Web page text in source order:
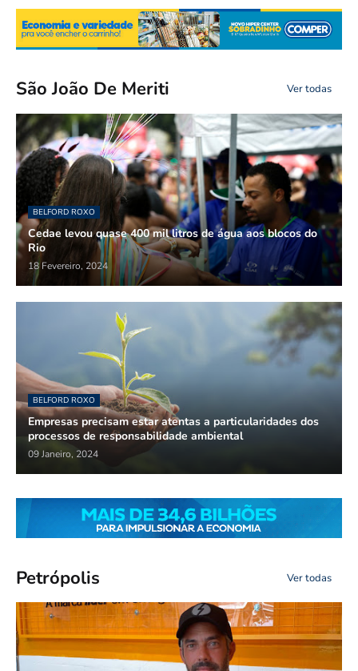
São João De Meriti Ver todas
BELFORD ROXO
Cedae levou quase 400 mil litros de água aos blocos do
Rio
18 Fevereiro, 2024
BELFORD ROXO
Empresas precisam estar atentas a particularidades dos
processos de responsabilidade ambiental
09 Janeiro, 2024
Petrópolis Ver todas